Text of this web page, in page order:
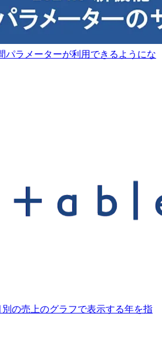
パラメーターが利用できるようにな
の売上のグラフで表示する年を指